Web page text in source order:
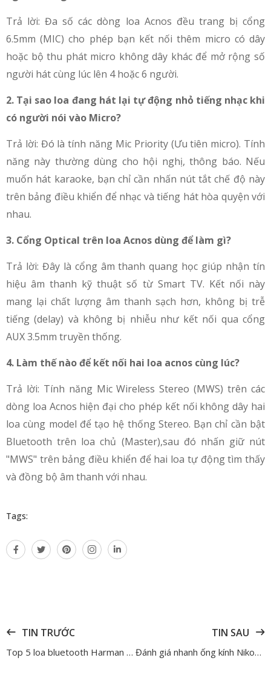
Trả lời: Đa số các dòng loa Acnos đều trang bị cổng
6.5mm (MIC) cho phép bạn kết nối thêm micro có dây
hoặc bộ thu phát micro không dây khác để mở rộng số
người hát cùng lúc lên 4 hoặc 6 người.
2. Tại sao loa đang hát lại tự động nhỏ tiếng nhạc khi
có người nói vào Micro?
Trả lời: Đó là tính năng Mic Priority (Ưu tiên micro). Tính
năng này thường dùng cho hội nghị, thông báo. Nếu
muốn hát karaoke, bạn chỉ cần nhấn nút tắt chế độ này
trên bảng điều khiển để nhạc và tiếng hát hòa quyện với
nhau.
3. Cổng Optical trên loa Acnos dùng để làm gì?
Trả lời: Đây là cổng âm thanh quang học giúp nhận tín
hiệu âm thanh kỹ thuật số từ Smart TV. Kết nối này
mang lại chất lượng âm thanh sạch hơn, không bị trễ
tiếng (delay) và không bị nhiễu như kết nối qua cổng
AUX 3.5mm truyền thống.
4. Làm thế nào để kết nối hai loa acnos cùng lúc?
Trả lời: Tính năng Mic Wireless Stereo (MWS) trên các
dòng loa Acnos hiện đại cho phép kết nối không dây hai
loa cùng model để tạo hệ thống Stereo. Bạn chỉ cần bật
Bluetooth trên loa chủ (Master),sau đó nhấn giữ nút
"MWS" trên bảng điều khiển để hai loa tự động tìm thấy
và đồng bộ âm thanh với nhau.
Tags:
TIN TRƯỚC
Top 5 loa bluetooth Harman Kardon đáng mua nhất 2026 | Anh Đức Digital
TIN SAU
Đánh giá nhanh ống kính Nikon Nikkor Z DX MC 35mm f/1.7 - Ống kính cần phải có dành cho Nikon Z50 II